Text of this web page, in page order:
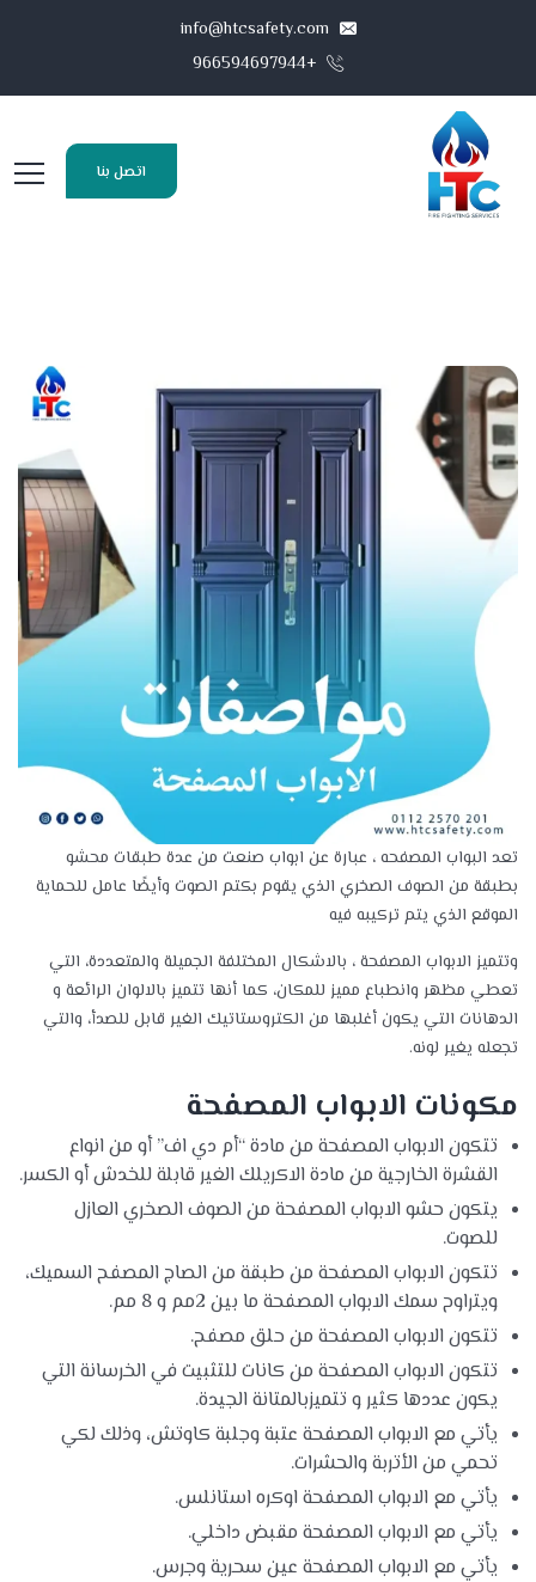
+966594697944
اتصل بنا
تعد البواب المصفحه ، عبارة عن ابواب صنعت من عدة طبقات محشو
بطبقة من الصوف الصخري الذي يقوم بكتم الصوت وأيضًا عامل للحماية
الموقع الذي يتم تركيبه فيه
وتتميز الابواب المصفحة ، بالاشكال المختلفة الجميلة والمتعددة، التي
تعطي مظهر وانطباع مميز للمكان، كما أنها تتميز بالالوان الرائعة و
الدهانات التي يكون أغلبها من الكتروستاتيك الغير قابل للصدأ، والتي
تجعله يغير لونه.
مكونات الابواب المصفحة
تتكون الابواب المصفحة من مادة “أم دي اف” أو من انواع
القشرة الخارجية من مادة الاكريلك الغير قابلة للخدش أو الكسر.
يتكون حشو الابواب المصفحة من الصوف الصخري العازل
للصوت.
تتكون الابواب المصفحة من طبقة من الصاج المصفح السميك،
ويتراوح سمك الابواب المصفحة ما بين 2مم و 8 مم.
تتكون الابواب المصفحة من حلق مصفح.
تتكون الابواب المصفحة من كانات للتثبيت في الخرسانة التي
يكون عددها كثير و تتميزبالمتانة الجيدة.
يأتي مع الابواب المصفحة عتبة وجلبة كاوتش، وذلك لكي
تحمي من الأتربة والحشرات.
يأتي مع الابواب المصفحة اوكره استانلس.
يأتي مع الابواب المصفحة مقبض داخلي.
يأتي مع الابواب المصفحة عين سحرية وجرس.